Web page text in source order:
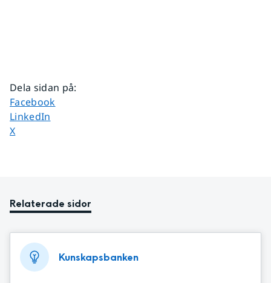
Dela sidan på:
Dela sidan på
Facebook
Dela sidan på
LinkedIn
Dela sidan på
X
Relaterade sidor
Kunskapsbanken